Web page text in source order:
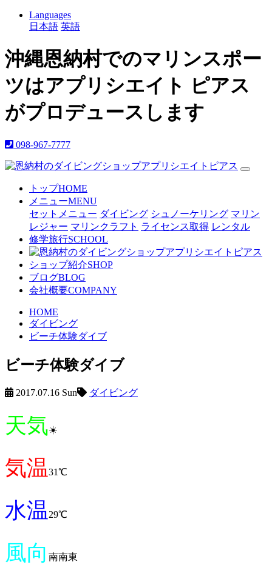
Languages
日本語 英語
沖縄恩納村でのマリンスポー
ツはアプリシエイト ピアス
がプロデュースします
098-967-7777
トップHOME
メニューMENU
セットメニュー ダイビング シュノーケリング マリン
レジャー マリンクラフト ライセンス取得 レンタル
修学旅行SCHOOL
ショップ紹介SHOP
ブログBLOG
会社概要COMPANY
HOME
ダイビング
ビーチ体験ダイブ
ビーチ体験ダイブ
2017.07.16 Sun ダイビング
天気☀️
気温31℃
水温 29℃
風向 南南東